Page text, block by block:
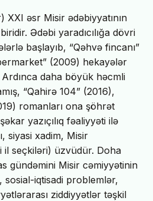
XXI əsr Misir ədəbiyyatının
Ədəbi yaradıcılığa dövri
başlayıb, “Qəhvə fincanı”
(2009) hekayələr
daha böyük həcmli
“Qahirə 104” (2016),
romanları ona şöhrət
yazıçılıq fəaliyyəti ilə
siyasi xadim, Misir
il seçkiləri) üzvüdür. Doha
gündəmini Misir cəmiyyətinin
sosial-iqtisadi problemlər,
ziddiyyətlər təşkil